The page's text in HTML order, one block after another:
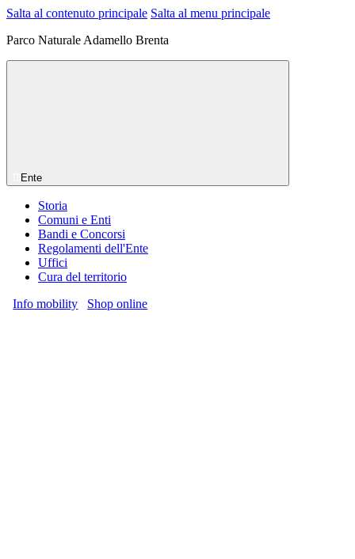
Salta al contenuto principale Salta al menu principale
Parco Naturale Adamello Brenta
Ente
Storia
Comuni e Enti
Bandi e Concorsi
Regolamenti dell'Ente
Uffici
Cura del territorio
Info mobility
Shop online